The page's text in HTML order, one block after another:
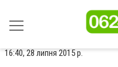
16:40, 28 липня 2015 р.